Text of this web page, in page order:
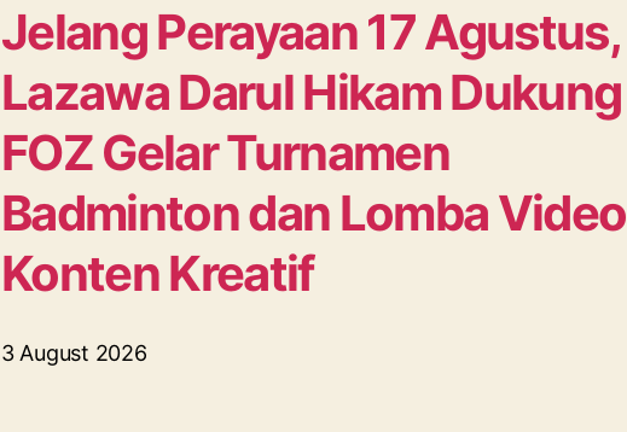
Jelang Perayaan 17 Agustus,
Lazawa Darul Hikam Dukung
FOZ Gelar Turnamen
Badminton dan Lomba Video
Konten Kreatif
3 August 2026